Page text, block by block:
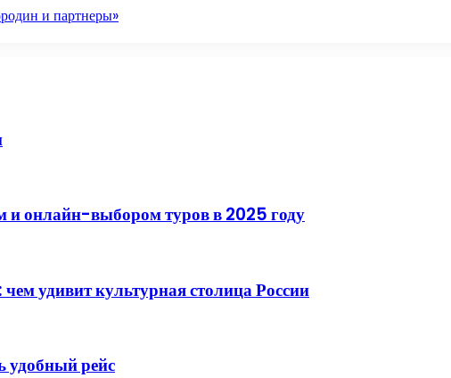
и партнеры»
и онлайн-выбором туров в 2025 году
удивит культурная столица России
удобный рейс